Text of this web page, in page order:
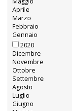
Giugno
Maggio
Aprile
Marzo
Febbraio
Gennaio
2021
Dicembre
Novembre
Ottobre
Settembre
Agosto
Luglio